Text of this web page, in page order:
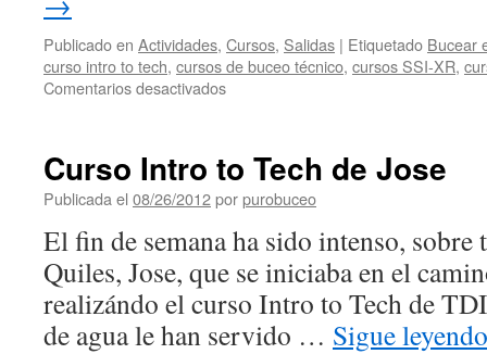
Publicado en Actividades, Cursos, Salidas | Etiquetado Bucear
curso intro to tech, cursos de buceo técnico, cursos SSI-XR,
Comentarios desactivadosen
Curso Intro to Tech de Jose
Publicada el 08/26/2012porpurobuceo
El fin de semana ha sido intenso,
Quiles, Jose, que se iniciaba en el
realizándo el curso Intro to Tech de
de agua le han servido … Sigue